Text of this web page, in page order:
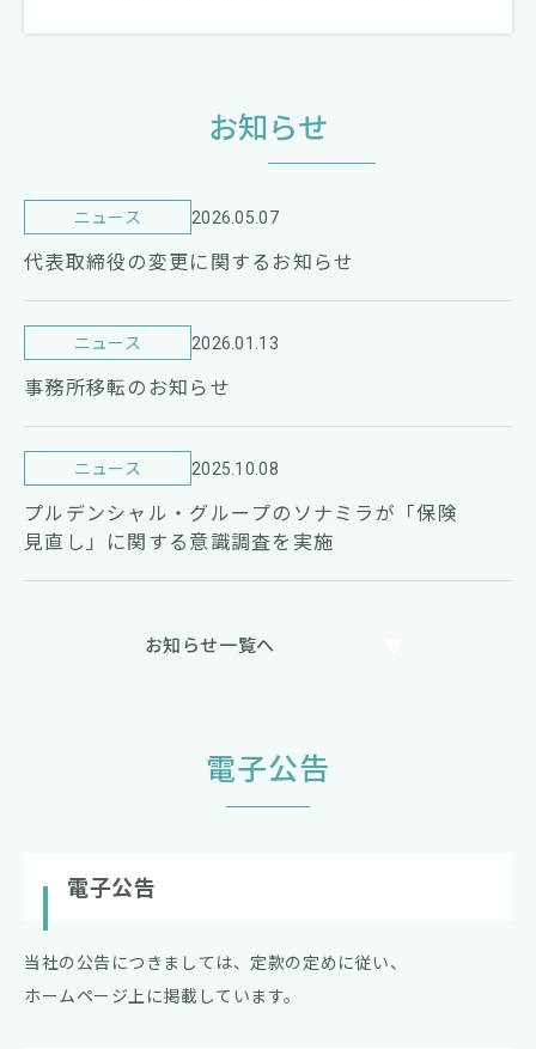
お知らせ
お知らせ一覧へ
ニュース 2026.05.07
代表取締役の変更に関するお知らせ
ニュース 2026.01.13
事務所移転のお知らせ
ニュース 2025.10.08
プルデンシャル・グループのソナミラが「保険
見直し」に関する意識調査を実施
電子公告
電子公告
当社の公告につきましては、定款の定めに従い、
ホームページ上に掲載しています。